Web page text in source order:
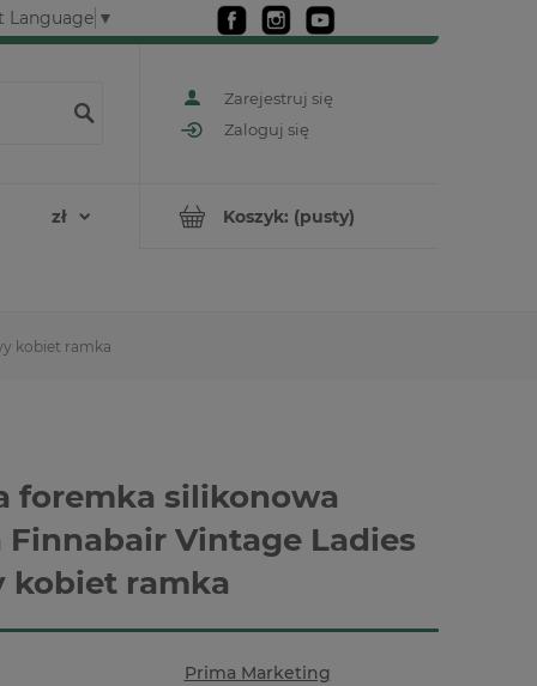
Language ▼
Zarejestruj się
Zaloguj się
Koszyk: (pusty)
kobiet ramka
foremka silikonowa
Finnabair Vintage Ladies
kobiet ramka
Prima Marketing